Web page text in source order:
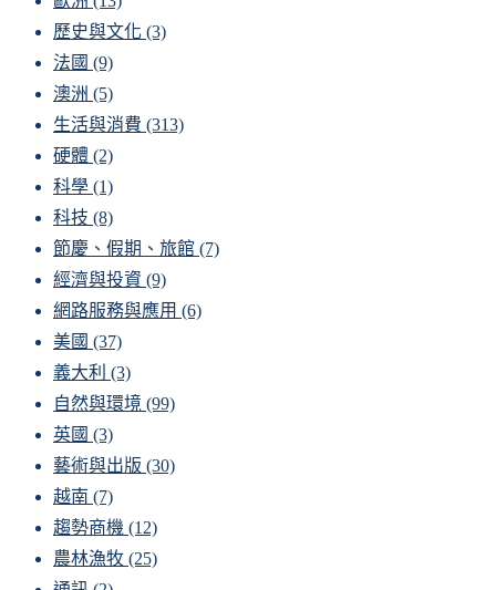
歷史與文化 (3)
法國 (9)
澳洲 (5)
生活與消費 (313)
硬體 (2)
科學 (1)
科技 (8)
節慶、假期、旅館 (7)
經濟與投資 (9)
網路服務與應用 (6)
美國 (37)
義大利 (3)
自然與環境 (99)
英國 (3)
藝術與出版 (30)
越南 (7)
趨勢商機 (12)
農林漁牧 (25)